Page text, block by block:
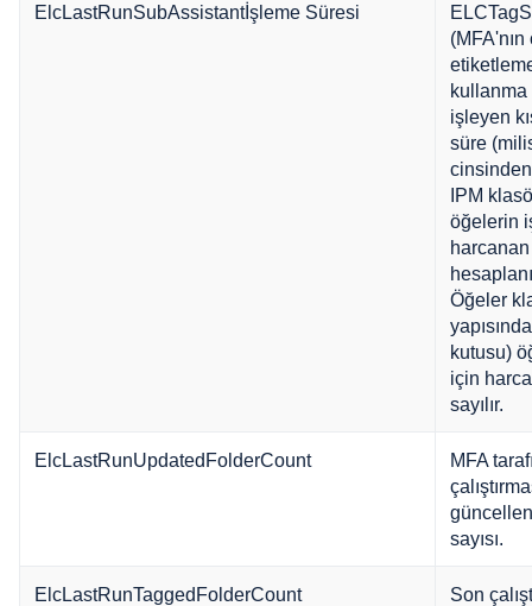
ElcLastRunSubAssistantİşleme Süresi
(MFA'nın
işleyen
süre
IPM
öğelerin
Öğeler
kutusu)
için
sayılır.
ElcLastRunUpdatedFolderCount
MFA
sayısı.
ElcLastRunTaggedFolderCount
Son